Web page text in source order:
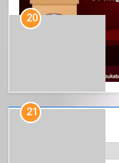
Arsip
20
21